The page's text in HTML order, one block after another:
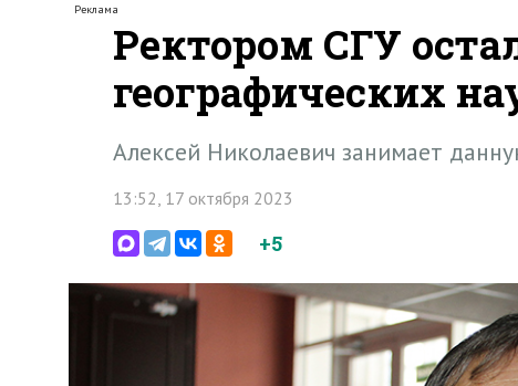
Реклама
Ректором СГУ
географических
Алексей Николаевич занимает
13:52, 17 октября 2023
+5